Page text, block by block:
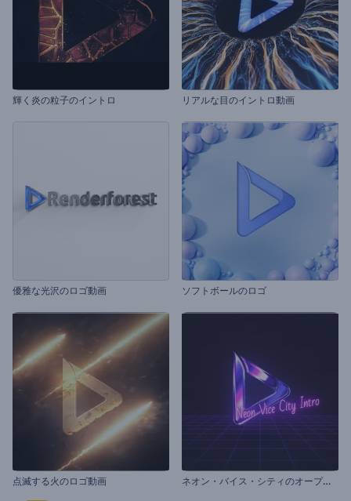
輝く炎の粒子のイントロ リアルな目のイントロ動画
優雅な光沢のロゴ動画 ソフトボールのロゴ
点滅する火のロゴ動画 ネ
オン・バイス・シティのオープニング動画